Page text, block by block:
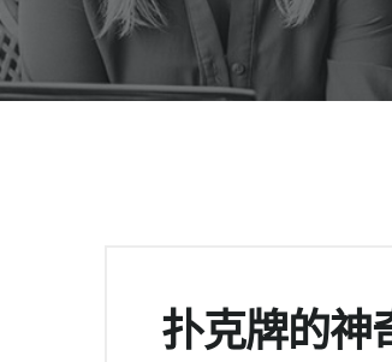
扑克牌的神